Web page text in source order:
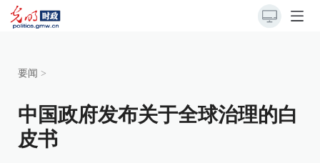
要闻 >
中国政府发布关于全球治理的白
皮书